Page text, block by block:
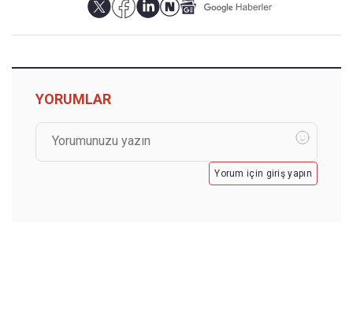
YORUMLAR
Yorum için giriş yapın